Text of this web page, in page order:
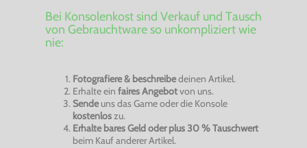
Bei Konsolenkost sind Verkauf und Tausch
von Gebrauchtware so unkompliziert wie
nie:
Fotografiere & beschreibedeinen Artikel.
Erhalte ein faires Angebotvon uns.
Sendeuns das Game oder die Konsole
kostenloszu.
Erhalte bares Geld oder plus 30 % Tauschwert
beim Kauf anderer Artikel.